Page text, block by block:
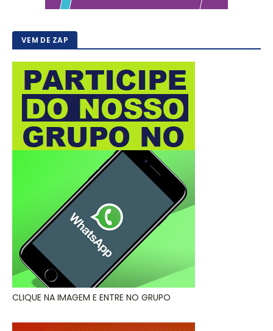
VEM DE ZAP
CLIQUE NA IMAGEM E ENTRE NO GRUPO